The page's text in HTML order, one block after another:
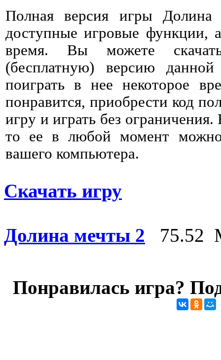
Полная версия игры
доступные игровые функции,
время. Вы можете
(бесплатную) версию
поиграть в нее некоторое
понравится, приобрести код
игру и играть без
то ее в любой момент можно
вашего компьютера.
Скачать игру
Долина мечты 2 75.52
Понравилась игра?